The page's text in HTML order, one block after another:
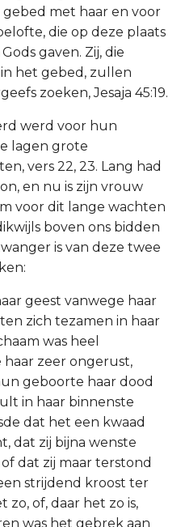
gebed met haar en voor
die op deze plaats
gaven. Zij, die
het gebed, zullen
zoeken, Jesaja 45:19.
werd voor hun
lagen grote
vers 22, 23. Lang had
en nu is zijn vrouw
voor dit lange wachten
boven ons bidden
is van deze twee
geest vanwege haar
zich tezamen in haar
was heel
zeer ongerust,
geboorte haar dood
in haar binnenste
dat het een kwaad
dat zij bijna wenste
dat zij maar terstond
strijdend kroost ter
of, daar het zo is,
was het gebrek aan